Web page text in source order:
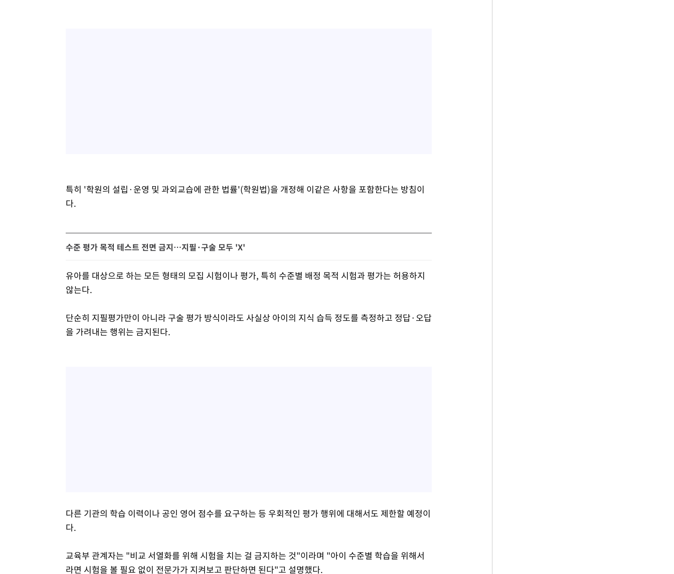
특히 '학원의 설립·운영 및 과외교습에 관한 법률'(학원법)을 개정해 이같은 사항을 포함한다는 방침이
다.
수준 평가 목적 테스트 전면 금지…지필·구술 모두 'X'
유아를 대상으로 하는 모든 형태의 모집 시험이나 평가, 특히 수준별 배정 목적 시험과 평가는 허용하지
않는다.
단순히 지필평가만이 아니라 구술 평가 방식이라도 사실상 아이의 지식 습득 정도를 측정하고 정답·오답
을 가려내는 행위는 금지된다.
다른 기관의 학습 이력이나 공인 영어 점수를 요구하는 등 우회적인 평가 행위에 대해서도 제한할 예정이
다.
교육부 관계자는 "비교 서열화를 위해 시험을 치는 걸 금지하는 것"이라며 "아이 수준별 학습을 위해서
라면 시험을 볼 필요 없이 전문가가 지켜보고 판단하면 된다"고 설명했다.